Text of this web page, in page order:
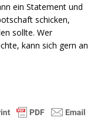
ein Statement und
schicken,
sollte. Wer
kann sich gern an